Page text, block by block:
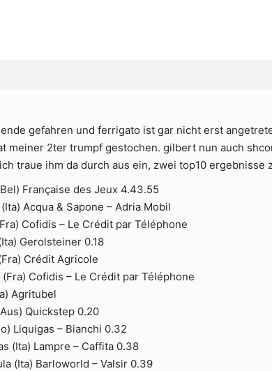
gefahren und ferrigato ist gar nicht erst
meiner 2ter trumpf gestochen. gilbert nun auch
traue ihm da durch aus ein, zwei top10 ergebnisse
Française des Jeux 4.43.55
Acqua & Sapone – Adria Mobil
Cofidis – Le Crédit par Téléphone
Gerolsteiner 0.18
Crédit Agricole
Cofidis – Le Crédit par Téléphone
Agritubel
Quickstep 0.20
Liquigas – Bianchi 0.32
(Ita) Lampre – Caffita 0.38
(Ita) Barloworld – Valsir 0.39